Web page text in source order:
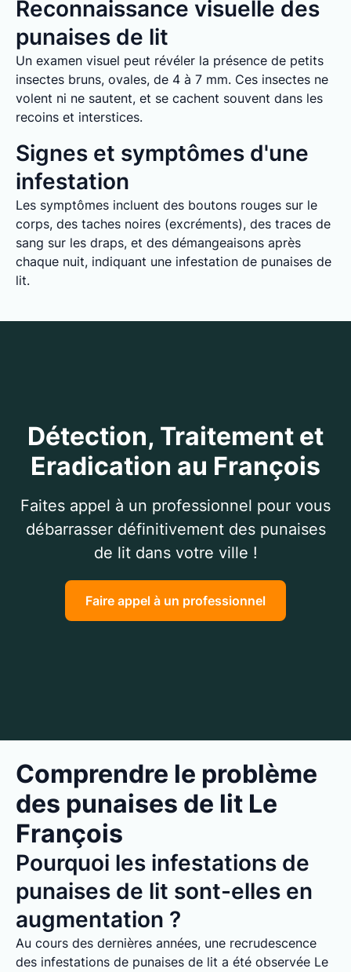
Reconnaissance visuelle des
punaises de lit
Un examen visuel peut révéler la présence de petits
insectes bruns, ovales, de 4 à 7 mm. Ces insectes ne
volent ni ne sautent, et se cachent souvent dans les
recoins et interstices.
Signes et symptômes d'une
infestation
Les symptômes incluent des boutons rouges sur le
corps, des taches noires (excréments), des traces de
sang sur les draps, et des démangeaisons après
chaque nuit, indiquant une infestation de punaises de
lit.
Détection, Traitement et
Eradication au François
Faites appel à un professionnel pour vous
débarrasser définitivement des punaises
de lit dans votre ville !
Faire appel à un professionnel
Comprendre le problème
des punaises de lit Le
François
Pourquoi les infestations de
punaises de lit sont-elles en
augmentation ?
Au cours des dernières années, une recrudescence
des infestations de punaises de lit a été observée Le